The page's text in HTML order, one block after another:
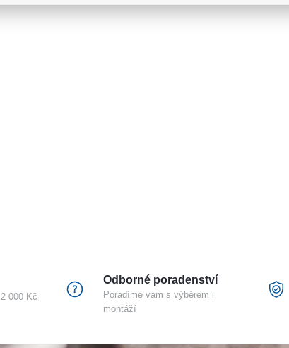
000 Kč
Odborné poradenství
Poradíme vám s výběrem i
montáží